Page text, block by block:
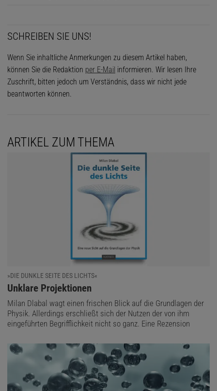
SCHREIBEN SIE UNS!
Wenn Sie inhaltliche Anmerkungen zu diesem Artikel haben,
können Sie die Redaktion per E-Mail informieren. Wir lesen Ihre
Zuschrift, bitten jedoch um Verständnis, dass wir nicht jede
beantworten können.
ARTIKEL ZUM THEMA
»DIE DUNKLE SEITE DES LICHTS«
:
Unklare Projektionen
Milan Dlabal wagt einen frischen Blick auf die Grundlagen der
Physik. Allerdings erschließt sich der Nutzen der von ihm
eingeführten Begrifflichkeit nicht so ganz. Eine Rezension